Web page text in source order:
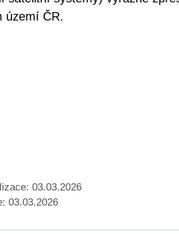
území ČR.
03.03.2026
03.03.2026